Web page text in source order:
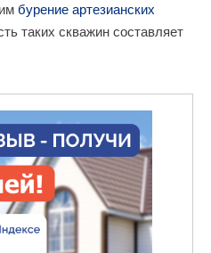
бурение артезианских
таких скважин составляет